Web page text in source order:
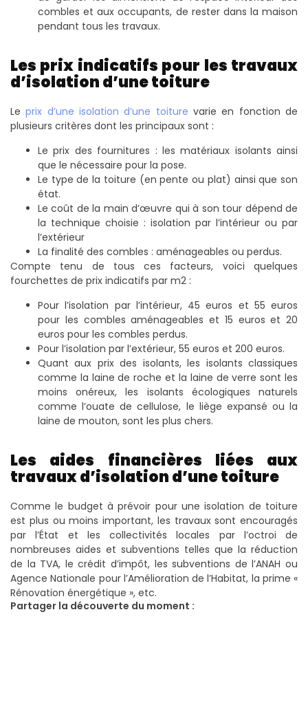
combles et aux occupants, de rester dans la maison
pendant tous les travaux.
Les prix indicatifs pour les travaux
d’isolation d’une toiture
Leprix d’une isolation d’une toiture varie en fonction de
plusieurs critères dont les principaux sont :
Le prix des fournitures : les matériaux isolants ainsi
que le nécessaire pour la pose.
Le type de la toiture (en pente ou plat) ainsi que son
état.
Le coût de la main d’œuvre qui à son tour dépend de
la technique choisie : isolation par l’intérieur ou par
l’extérieur
La finalité des combles : aménageables ou perdus.
Compte tenu de tous ces facteurs, voici quelques
fourchettes de prix indicatifs par m2 :
Pour l’isolation par l’intérieur, 45 euros et 55 euros
pour les combles aménageables et 15 euros et 20
euros pour les combles perdus.
Pour l’isolation par l’extérieur, 55 euros et 200 euros.
Quant aux prix des isolants, les isolants classiques
comme la laine de roche et la laine de verre sont les
moins onéreux, les isolants écologiques naturels
comme l’ouate de cellulose, le liège expansé ou la
laine de mouton, sont les plus chers.
Les aides financières liées aux
travaux d’isolation d’une toiture
Comme le budget à prévoir pour une isolation de toiture
est plus ou moins important, les travaux sont encouragés
par l’État et les collectivités locales par l’octroi de
nombreuses aides et subventions telles que la réduction
de la TVA, le crédit d’impôt, les subventions de l’ANAH ou
Agence Nationale pour l’Amélioration de l’Habitat, la prime «
Rénovation énergétique », etc.
Partager la découverte du moment :